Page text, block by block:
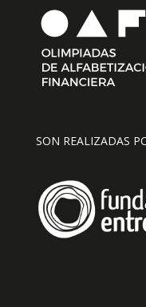
SON REALIZADAS